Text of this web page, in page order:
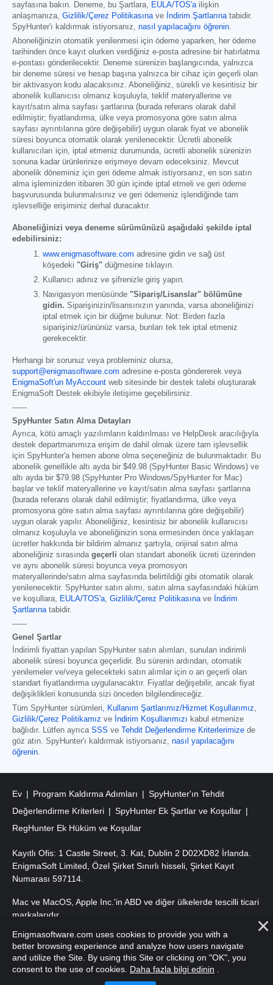
sayfasına bakın. Deneme, bu Şartlara, EULA/TOS'ailişkin
anlaşmanıza, Gizlilik/Çerez Politikasınave İndirim Şartlarınatabidir.
SpyHunter'ı kaldırmak istiyorsanız, nasıl yapılacağını öğrenin.
Aboneliğinizin otomatik yenilenmesi için ödeme yaparken, her ödeme
tarihinden önce kayıt olurken verdiğiniz e-posta adresine bir hatırlatma
e-postası gönderilecektir. Deneme sürenizin başlangıcında, yalnızca
bir deneme süresi ve hesap başına yalnızca bir cihaz için geçerli olan
bir aktivasyon kodu alacaksınız. Aboneliğiniz, sürekli ve kesintisiz bir
abonelik kullanıcısı olmanız koşuluyla, teklif materyallerine ve
kayıt/satın alma sayfası şartlarına (burada referans olarak dahil
edilmiştir; fiyatlandırma, ülke veya promosyona göre satın alma
sayfası ayrıntılarına göre değişebilir) uygun olarak fiyat ve abonelik
süresi boyunca otomatik olarak yenilenecektir. Ücretli abonelik
kullanıcıları için, iptal etmeniz durumunda, ücretli abonelik sürenizin
sonuna kadar ürünlerinize erişmeye devam edeceksiniz. Mevcut
abonelik döneminiz için geri ödeme almak istiyorsanız, en son satın
alma işleminizden itibaren 30 gün içinde iptal etmeli ve geri ödeme
başvurusunda bulunmalısınız ve geri ödemeniz işlendiğinde tam
işlevselliğe erişiminiz derhal duracaktır.
Aboneliğinizi veya deneme sürümünüzü aşağıdaki şekilde iptal
edebilirsiniz:
www.enigmasoftware.com adresine gidin ve sağ üst
köşedeki "Giriş" düğmesine tıklayın.
Kullanıcı adınız ve şifrenizle giriş yapın.
Navigasyon menüsünde "Sipariş/Lisanslar" bölümüne
gidin. Siparişinizin/lisansınızın yanında, varsa aboneliğinizi
iptal etmek için bir düğme bulunur. Not: Birden fazla
siparişiniz/ürününüz varsa, bunları tek tek iptal etmeniz
gerekecektir.
Herhangi bir sorunuz veya probleminiz olursa,
support@enigmasoftware.com adresine e-posta göndererek veya
EnigmaSoft'un MyAccount web sitesinde bir destek talebi oluşturarak
EnigmaSoft Destek ekibiyle iletişime geçebilirsiniz.
------
SpyHunter Satın Alma Detayları
Ayrıca, kötü amaçlı yazılımların kaldırılması ve HelpDesk aracılığıyla
destek departmanımıza erişim de dahil olmak üzere tam işlevsellik
için SpyHunter'a hemen abone olma seçeneğiniz de bulunmaktadır. Bu
abonelik genellikle altı ayda bir $49.98 (SpyHunter Basic Windows) ve
altı ayda bir $79.98 (SpyHunter Pro Windows/SpyHunter for Mac)
başlar ve teklif materyallerine ve kayıt/satın alma sayfası şartlarına
(burada referans olarak dahil edilmiştir; fiyatlandırma, ülke veya
promosyona göre satın alma sayfası ayrıntılarına göre değişebilir)
uygun olarak yapılır. Aboneliğiniz, kesintisiz bir abonelik kullanıcısı
olmanız koşuluyla ve aboneliğinizin sona ermesinden önce yaklaşan
ücretler hakkında bir bildirim almanız şartıyla, orijinal satın alma
aboneliğiniz sırasında geçerli olan standart abonelik ücreti üzerinden
ve aynı abonelik süresi boyunca veya promosyon
materyallerinde/satın alma sayfasında belirtildiği gibi otomatik olarak
yenilenecektir. SpyHunter satın alımı, satın alma sayfasındaki hüküm
ve koşullara, EULA/TOS'a, Gizlilik/Çerez Politikasınave İndirim
Şartlarınatabidir.
------
Genel Şartlar
İndirimli fiyattan yapılan SpyHunter satın alımları, sunulan indirimli
abonelik süresi boyunca geçerlidir. Bu sürenin ardından, otomatik
yenilemeler ve/veya gelecekteki satın alımlar için o an geçerli olan
standart fiyatlandırma uygulanacaktır. Fiyatlar değişebilir, ancak fiyat
değişiklikleri konusunda sizi önceden bilgilendireceğiz.
Tüm SpyHunter sürümleri, Kullanım Şartlarımız/Hizmet Koşullarımız,
Gizlilik/Çerez Politikamız ve İndirim Koşullarımızı kabul etmenize
bağlıdır. Lütfen ayrıca SSS ve Tehdit Değerlendirme Kriterlerimize de
göz atın. SpyHunter'ı kaldırmak istiyorsanız, nasıl yapılacağını
öğrenin.
Ev Program Kaldırma Adımları
SpyHunter'ın Tehdit
Değerlendirme Kriterleri
SpyHunter Ek Şartlar ve Koşullar
RegHunter Ek Hüküm ve Koşullar
Kayıtlı Ofis: 1 Castle Street, 3. Kat, Dublin 2 D02XD82 İrlanda.
EnigmaSoft Limited, Özel Şirket Sınırlı hisseli, Şirket Kayıt
Numarası 597114.
Mac ve MacOS, Apple Inc.'in ABD ve diğer ülkelerde tescilli ticari
markalarıdır.
Telif Hakkı 2016-2026 . EnigmaSoft Ltd. Tüm Hakları Saklıdır.
Enigmasoftware.com uses cookies to provide you with a
better browsing experience and analyze how users navigate
and utilize the Site. By using this Site or clicking on "OK", you
consent to the use of cookies. Daha fazla bilgi edinin